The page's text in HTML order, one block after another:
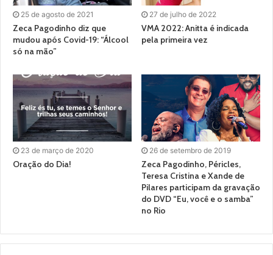
25 de agosto de 2021
Zeca Pagodinho diz que
mudou após Covid-19: “Álcool
só na mão”
27 de julho de 2022
VMA 2022: Anitta é indicada
pela primeira vez
23 de março de 2020
Oração do Dia!
26 de setembro de 2019
Zeca Pagodinho, Péricles,
Teresa Cristina e Xande de
Pilares participam da gravação
do DVD “Eu, você e o samba”
no Rio